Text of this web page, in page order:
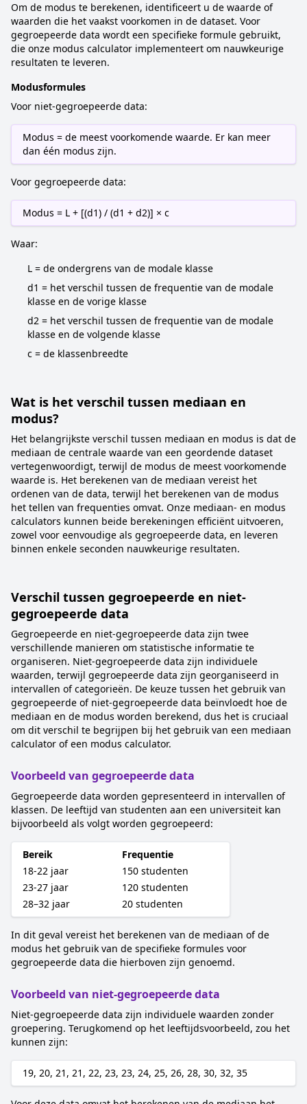
Om de modus te berekenen, identificeert u de waarde of
waarden die het vaakst voorkomen in de dataset. Voor
gegroepeerde data wordt een specifieke formule gebruikt,
die onze modus calculator implementeert om nauwkeurige
resultaten te leveren.
Modusformules
Voor niet-gegroepeerde data:
Modus = de meest voorkomende waarde. Er kan meer
dan één modus zijn.
Voor gegroepeerde data:
Modus = L + [(d1) / (d1 + d2)] × c
Waar:
L = de ondergrens van de modale klasse
d1 = het verschil tussen de frequentie van de modale
klasse en de vorige klasse
d2 = het verschil tussen de frequentie van de modale
klasse en de volgende klasse
c = de klassenbreedte
Wat is het verschil tussen mediaan en
modus?
Het belangrijkste verschil tussen mediaan en modus is dat de
mediaan de centrale waarde van een geordende dataset
vertegenwoordigt, terwijl de modus de meest voorkomende
waarde is. Het berekenen van de mediaan vereist het
ordenen van de data, terwijl het berekenen van de modus
het tellen van frequenties omvat. Onze mediaan- en modus
calculators kunnen beide berekeningen efficiënt uitvoeren,
zowel voor eenvoudige als gegroepeerde data, en leveren
binnen enkele seconden nauwkeurige resultaten.
Verschil tussen gegroepeerde en niet-
gegroepeerde data
Gegroepeerde en niet-gegroepeerde data zijn twee
verschillende manieren om statistische informatie te
organiseren. Niet-gegroepeerde data zijn individuele
waarden, terwijl gegroepeerde data zijn georganiseerd in
intervallen of categorieën. De keuze tussen het gebruik van
gegroepeerde of niet-gegroepeerde data beïnvloedt hoe de
mediaan en de modus worden berekend, dus het is cruciaal
om dit verschil te begrijpen bij het gebruik van een mediaan
calculator of een modus calculator.
Voorbeeld van gegroepeerde data
Gegroepeerde data worden gepresenteerd in intervallen of
klassen. De leeftijd van studenten aan een universiteit kan
bijvoorbeeld als volgt worden gegroepeerd:
Bereik
Frequentie
18-22 jaar
150 studenten
23-27 jaar
120 studenten
28–32 jaar
20 studenten
In dit geval vereist het berekenen van de mediaan of de
modus het gebruik van de specifieke formules voor
gegroepeerde data die hierboven zijn genoemd.
Voorbeeld van niet-gegroepeerde data
Niet-gegroepeerde data zijn individuele waarden zonder
groepering. Terugkomend op het leeftijdsvoorbeeld, zou het
kunnen zijn:
19, 20, 21, 21, 22, 23, 23, 24, 25, 26, 28, 30, 32, 35